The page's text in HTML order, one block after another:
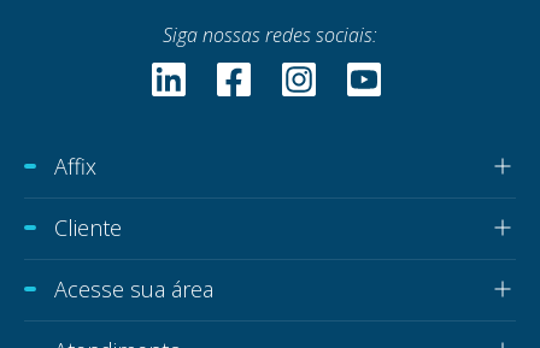
Siga nossas redes sociais:
Affix
Cliente
Acesse sua área